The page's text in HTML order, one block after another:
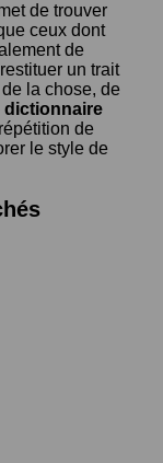
de trouver
ceux dont
de
un trait
la chose, de
dictionnaire
de
le style de